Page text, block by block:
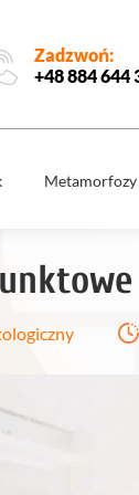
Zadzwoń:
+48 884 644
Metamorfozy